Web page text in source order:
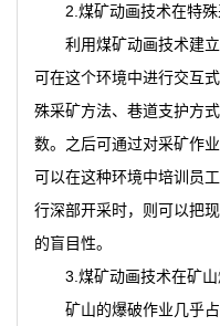
2.煤矿动画技术在特
利用煤矿动画技术建
可在这个环境中进行交互
殊采矿方法、巷道支护方
数。之后可通过对采矿作
可以在这种环境中培训员
行深部开采时，则可以把
的盲目性。
3.煤矿动画技术在矿
矿山的爆破作业几乎